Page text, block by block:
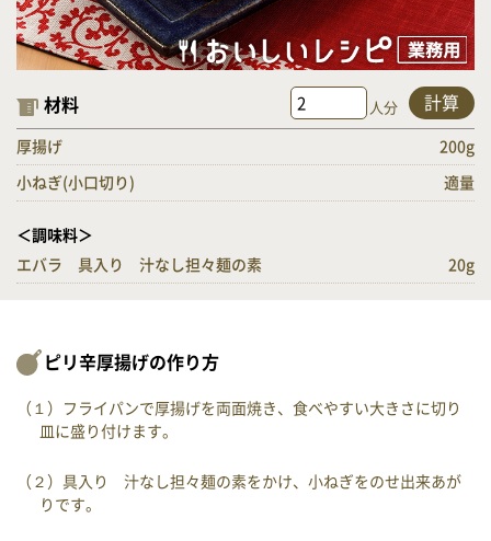
材料 人分 計算
厚揚げ 200g
小ねぎ(小口切り) 適量
＜調味料＞
エバラ 具入り 汁なし担々麺の素
20g
ピリ辛厚揚げの作り方
（１）フライパンで厚揚げを両面焼き、食べやすい大きさに切り
皿に盛り付けます。
（２）具入り 汁なし担々麺の素をかけ、小ねぎをのせ出来あが
りです。